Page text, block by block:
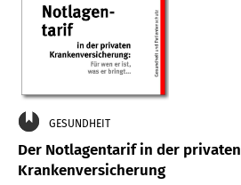
GESUNDHEIT
Der Notlagentarif in der privaten
Krankenversicherung